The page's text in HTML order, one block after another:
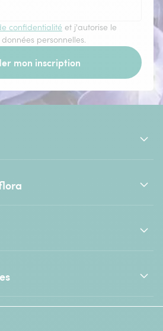
confidentialité et j'autorise le
personnelles.
mon inscription